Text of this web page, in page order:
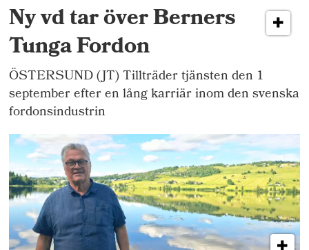
Ny vd tar över Berners
Tunga Fordon
ÖSTERSUND (JT) Tillträder tjänsten den 1
september efter en lång karriär inom den svenska
fordonsindustrin